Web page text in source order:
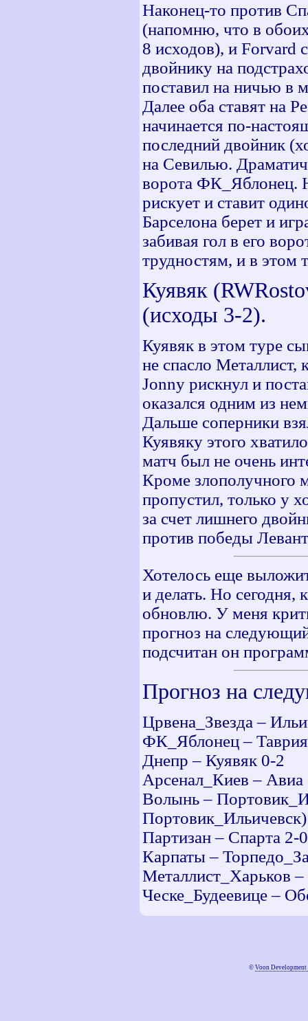
Наконец-то против
(напомню, что в
8 исходов), и Forvard
двойнику на
поставил на ничью в
Далее оба ставят на
начинается по-
последний двойник
на Севилью.
ворота ФК_Яблонец.
рискует и ставит
Барселона берет и
забивая гол в его
трудностям, и в этом
Куявяк
(исходы 3-2).
Куявяк в этом туре
не спасло Металлист,
Jonny рискнул и
оказался одним из
Дальше соперники
Куявяку этого
матч был не очень
Кроме злополучного
пропустил, только у
за счет лишнего
против победы
Хотелось еще
и делать. Но
обновлю. У меня
прогноз на
подсчитан он
Прогноз на
Црвена_Звезда –
ФК_Яблонец –
Днепр – Куявяк 0-2
Арсенал_Киев – Авиа
Волынь –
Портовик_Ильичевск)
Партизан – Спарта 2-0
Карпаты –
Металлист_Харьков
Ческе_Будеевице –
© Voon Development